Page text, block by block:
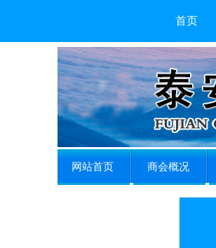
首页
网站首页 商会概况